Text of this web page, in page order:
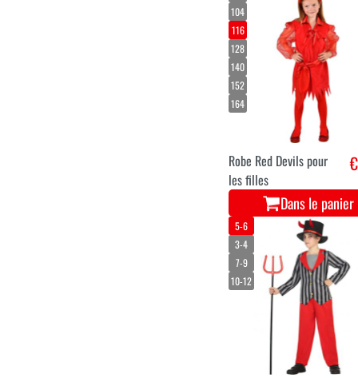
104
116
128
140
152
164
Robe Red Devils pour
les filles
Dans le panier
5-6
3-4
7-9
10-12